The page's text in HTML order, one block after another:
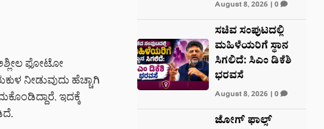
ಅಶ್ಲೀಲ ಫೋಟೋ
ನೀಡುವುದು ಹೆಚ್ಚಾಗಿ
ಇದಕ್ಕೆ
August 8, 2026| 0
ಸಚಿವ ಸಂಪುಟದಲ್ಲಿ
ಮಹಿಳೆಯರಿಗೆ ಸ್ಥಾನ
ಸಿಗಲಿದೆ: ಸಿಎಂ ಡಿಕೆಶಿ
ಭರವಸೆ
August 8, 2026| 0
ಜೋಗ್ ಫಾಲ್ಸ್